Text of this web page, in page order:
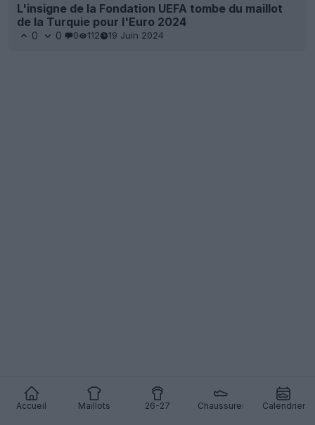
Accueil Maillots 26-27 Chaussures Calendrier
L'insigne de la Fondation UEFA tombe du maillot
de la Turquie pour l'Euro 2024
0 0 0 112 19 Juin 2024